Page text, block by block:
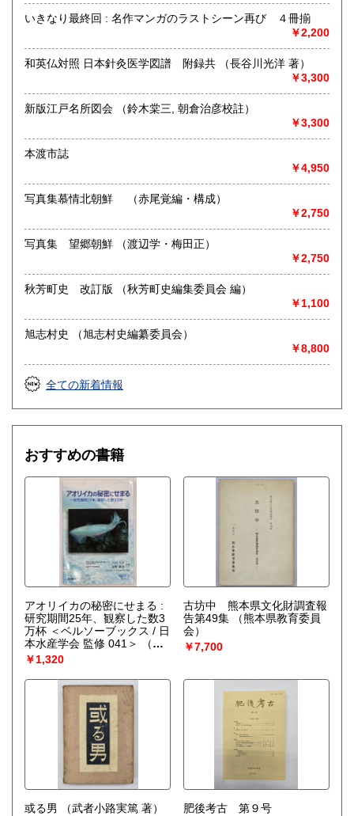
本のご売却をご検討の方は所在地に関係なく是非ともお問い
学術書・趣味サブカル系および一般書籍につきましても買取
しております。出張または持ち込みのご相談はお電話やFAX
(これらの種類の書籍は原則熊本県内の方に限らせていただき
ます)
取り扱い分野
哲学宗教、歴史、社会科学、自然科学、美術工芸、国語国
文、外国文学、古典籍、近代文献、趣味、古書一般（その
他）
いきなり最終回 : 名作マンガのラストシーン再び ４冊揃
￥2,200
和英仏対照 日本針灸医学図譜 附録共 （長谷川光洋 著）
￥3,300
新版江戸名所図会 （鈴木棠三, 朝倉治彦校註）
￥3,300
本渡市誌
￥4,950
写真集慕情北朝鮮 （赤尾覚編・構成）
￥2,750
写真集 望郷朝鮮 （渡辺学・梅田正）
￥2,750
秋芳町史 改訂版 （秋芳町史編集委員会 編）
￥1,100
旭志村史 （旭志村史編纂委員会）
￥8,800
全ての新着情報
おすすめの書籍
アオリイカの秘密にせまる :
研究期間25年、観察した数3
万杯 ＜ベルソーブックス / 日
本水産学会 監修 041＞
（上
田幸男, 海野徹也 著）
￥1,320
古坊中 熊本県文化財調査報
告第49集
（熊本県教育委員
会）
￥7,700
或る男
（武者小路実篤 著）
肥後考古 第９号